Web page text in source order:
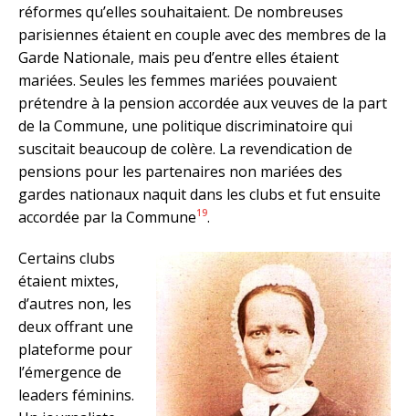
réformes qu’elles souhaitaient. De nombreuses
parisiennes étaient en couple avec des membres de la
Garde Nationale, mais peu d’entre elles étaient
mariées. Seules les femmes mariées pouvaient
prétendre à la pension accordée aux veuves de la part
de la Commune, une politique discriminatoire qui
suscitait beaucoup de colère. La revendication de
pensions pour les partenaires non mariées des
gardes nationaux naquit dans les clubs et fut ensuite
accordée par la Commune19.
Certains clubs
étaient mixtes,
d’autres non, les
deux offrant une
plateforme pour
l’émergence de
leaders féminins.